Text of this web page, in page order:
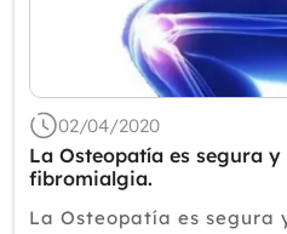
02/04/2020
La Osteopatía es segura
fibromialgia.
La Osteopatía es segura